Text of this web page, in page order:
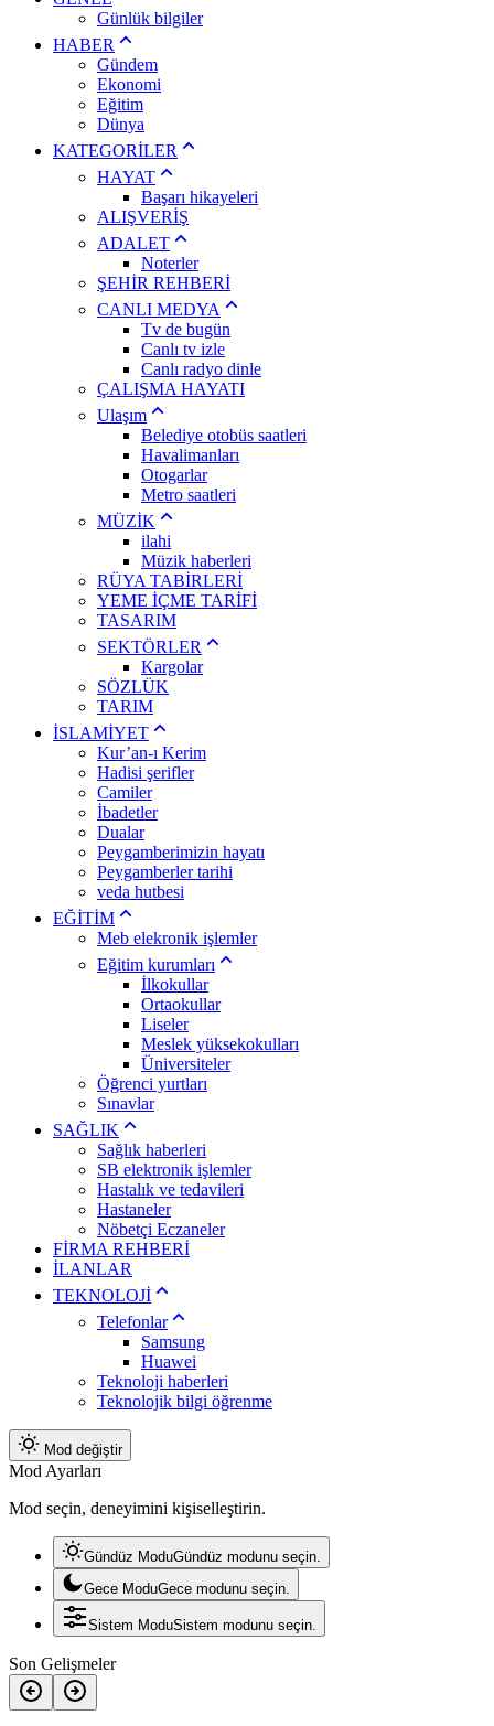
Günlük bilgiler
HABER
Gündem
Ekonomi
Eğitim
Dünya
KATEGORİLER
HAYAT
Başarı hikayeleri
ALIŞVERİŞ
ADALET
Noterler
ŞEHİR REHBERİ
CANLI MEDYA
Tv de bugün
Canlı tv izle
Canlı radyo dinle
ÇALIŞMA HAYATI
Ulaşım
Belediye otobüs saatleri
Havalimanları
Otogarlar
Metro saatleri
MÜZİK
ilahi
Müzik haberleri
RÜYA TABİRLERİ
YEME İÇME TARİFİ
TASARIM
SEKTÖRLER
Kargolar
SÖZLÜK
TARIM
İSLAMİYET
Kur’an-ı Kerim
Hadisi şerifler
Camiler
İbadetler
Dualar
Peygamberimizin hayatı
Peygamberler tarihi
veda hutbesi
EĞİTİM
Meb elekronik işlemler
Eğitim kurumları
İlkokullar
Ortaokullar
Liseler
Meslek yüksekokulları
Üniversiteler
Öğrenci yurtları
Sınavlar
SAĞLIK
Sağlık haberleri
SB elektronik işlemler
Hastalık ve tedavileri
Hastaneler
Nöbetçi Eczaneler
FİRMA REHBERİ
İLANLAR
TEKNOLOJİ
Telefonlar
Samsung
Huawei
Teknoloji haberleri
Teknolojik bilgi öğrenme
Mod değiştir
Mod Ayarları
Mod seçin, deneyimini kişiselleştirin.
Gündüz ModuGündüz modunu seçin.
Gece ModuGece modunu seçin.
Sistem ModuSistem modunu seçin.
Son Gelişmeler